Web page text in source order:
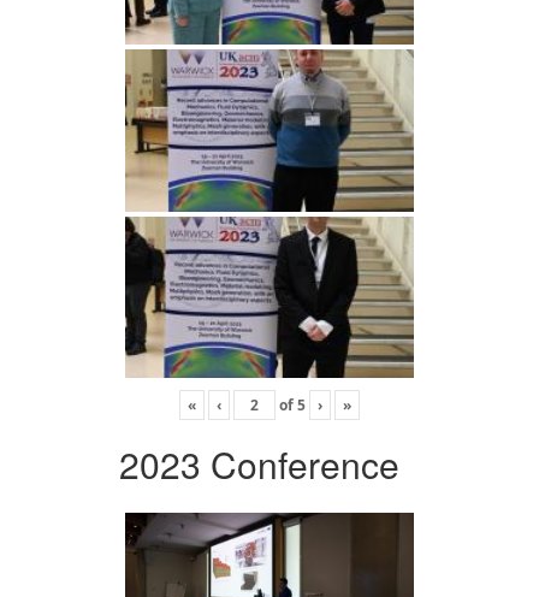
« ‹ of5 › »
2023 Conference